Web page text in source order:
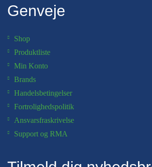
Genveje
Shop
Produktliste
Min Konto
Brands
Handelsbetingelser
Fortrolighedspolitik
Ansvarsfraskrivelse
Support og RMA